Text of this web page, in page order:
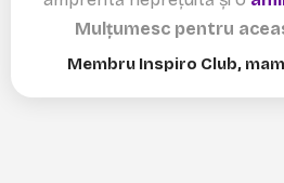
Mulțumesc pentru
Membru Inspiro Club,